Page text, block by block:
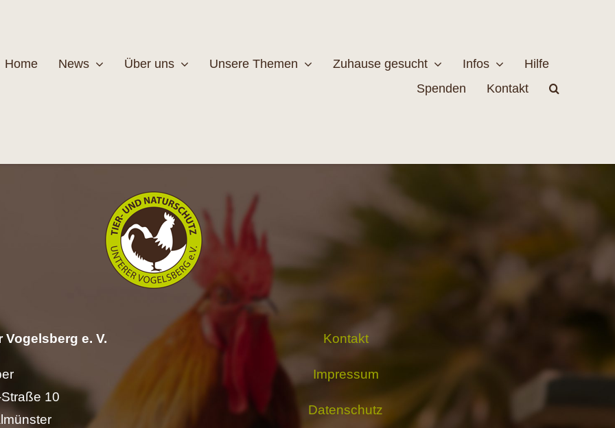
Home News Über uns Unsere Themen
MEHR
Naturschutz
Zuhause gesucht Infos
Hilfe
Spenden
Kontakt
e. V.
10
Kontakt
Impressum
Datenschutz